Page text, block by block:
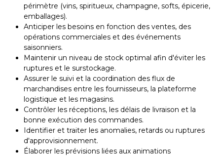
périmètre (vins, spiritueux, champagne, softs, épicerie,
emballages).
Anticiper les besoins en fonction des ventes, des
opérations commerciales et des événements
saisonniers.
Maintenir un niveau de stock optimal afin d'éviter les
ruptures et le surstockage.
Assurer le suivi et la coordination des flux de
marchandises entre les fournisseurs, la plateforme
logistique et les magasins.
Contrôler les réceptions, les délais de livraison et la
bonne exécution des commandes.
Identifier et traiter les anomalies, retards ou ruptures
d'approvisionnement.
Élaborer les prévisions liées aux animations